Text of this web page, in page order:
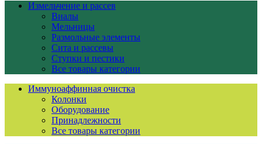
Измельчение и рассев
Виалы
Мельницы
Размольные элементы
Сита и рассевы
Ступки и пестики
Все товары категории
Иммуноаффинная очистка
Колонки
Оборудование
Принадлежности
Все товары категории